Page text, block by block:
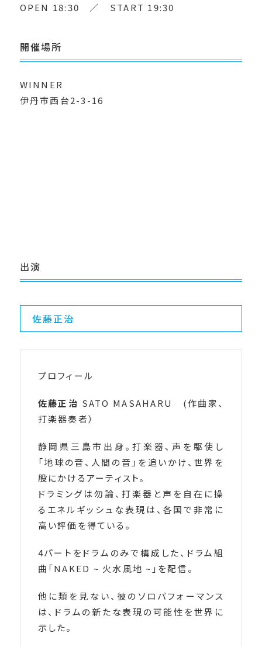
OPEN 18:30 ／ START 19:30
開催場所
WINNER
伊丹市西台2-3-16
出演
佐藤正治
プロフィール
佐藤正治 SATO MASAHARU (作曲家、
打楽器奏者）
静岡県三島市出身。打楽器、声を駆使し
「地球の音、人間の音」を追いかけ、世界を
股にかけるアーティスト。
ドラミングは勿論、打楽器と声を自在に操
るエネルギッシュな表現は、各国で非常に
高い評価を得ている。
4パートをドラムのみで構成した、ドラム組
曲「NAKED ~ 火水風地 ~」を配信。
他に類を見ない、彼のソロパフォーマンス
は、ドラムの新たな表現の可能性を世界に
示した。